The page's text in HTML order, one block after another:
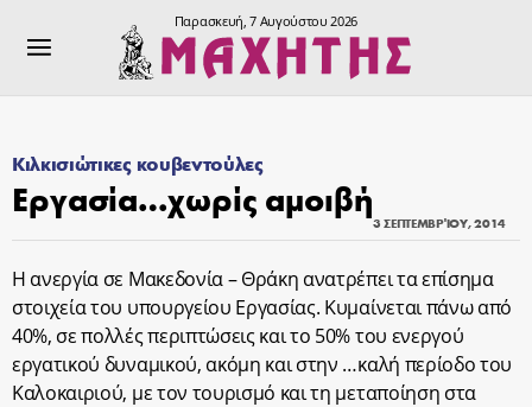
Παρασκευή, 7 Αυγούστου 2026
Κιλκισιώτικες κουβεντούλες
Εργασία…χωρίς αμοιβή
3 ΣΕΠΤΕΜΒΡΊΟΥ, 2014
Η ανεργία σε Μακεδονία – Θράκη ανατρέπει τα επίσημα
στοιχεία του υπουργείου Εργασίας. Κυμαίνεται πάνω από
40%, σε πολλές περιπτώσεις και το 50% του ενεργού
εργατικού δυναμικού, ακόμη και στην …καλή περίοδο του
Καλοκαιριού, με τον τουρισμό και τη μεταποίηση στα